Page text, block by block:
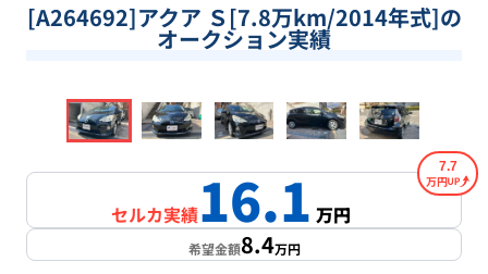
[A264692]アクア Ｓ[7.8万km/2014年式]の
オークション実績
1/18
セルカ実績16.1万円
7.7
万円
希望金額8.4万円